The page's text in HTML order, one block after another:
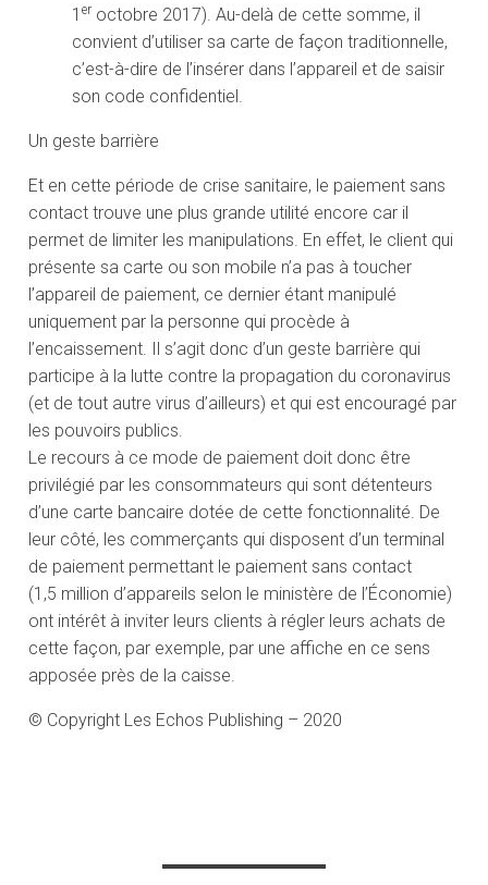
1er octobre 2017). Au-delà de cette somme, il
convient d’utiliser sa carte de façon traditionnelle,
c’est-à-dire de l’insérer dans l’appareil et de saisir
son code confidentiel.
Un geste barrière
Et en cette période de crise sanitaire, le paiement sans
contact trouve une plus grande utilité encore car il
permet de limiter les manipulations. En effet, le client qui
présente sa carte ou son mobile n’a pas à toucher
l’appareil de paiement, ce dernier étant manipulé
uniquement par la personne qui procède à
l’encaissement. Il s’agit donc d’un geste barrière qui
participe à la lutte contre la propagation du coronavirus
(et de tout autre virus d’ailleurs) et qui est encouragé par
les pouvoirs publics.
Le recours à ce mode de paiement doit donc être
privilégié par les consommateurs qui sont détenteurs
d’une carte bancaire dotée de cette fonctionnalité. De
leur côté, les commerçants qui disposent d’un terminal
de paiement permettant le paiement sans contact
(1,5 million d’appareils selon le ministère de l’Économie)
ont intérêt à inviter leurs clients à régler leurs achats de
cette façon, par exemple, par une affiche en ce sens
apposée près de la caisse.
© Copyright Les Echos Publishing – 2020